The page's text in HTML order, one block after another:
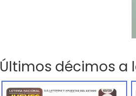
Últimos décimos a